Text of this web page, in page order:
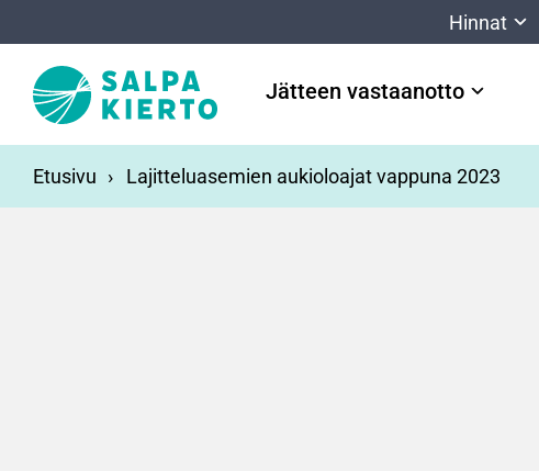
Hinnat
Jätteen vastaanotto
Etusivu Lajitteluasemien aukioloajat vappuna 2023